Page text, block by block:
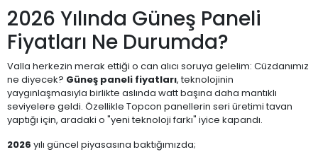
2026 Yılında Güneş Paneli
Fiyatları Ne Durumda?
Valla herkezin merak ettiği o can alıcı soruya gelelim: Cüzdanımız
ne diyecek? Güneş paneli fiyatları, teknolojinin
yaygınlaşmasıyla birlikte aslında watt başına daha mantıklı
seviyelere geldi. Özellikle Topcon panellerin seri üretimi tavan
yaptığı için, aradaki o "yeni teknoloji farkı" iyice kapandı.
2026 yılı güncel piyasasına baktığımızda;